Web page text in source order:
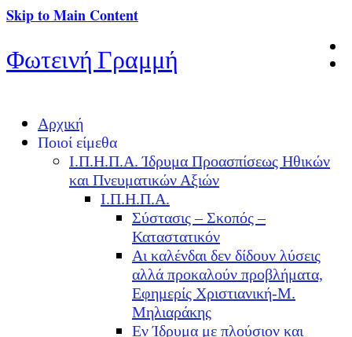
Skip to Main Content
Φωτεινή Γραμμή
Αρχική
Ποιοί είμεθα
Ι.Π.Η.Π.Α. Ίδρυμα Προασπίσεως Ηθικών
και Πνευματικών Αξιών
Ι.Π.Η.Π.Α.
Σύστασις – Σκοπός –
Καταστατικόν
Αι καλένδαι δεν δίδουν λύσεις
αλλά προκαλούν προβλήματα,
Εφημερίς Χριστιανική-Μ.
Μηλιαράκης
Εν Ίδρυμα με πλούσιον και